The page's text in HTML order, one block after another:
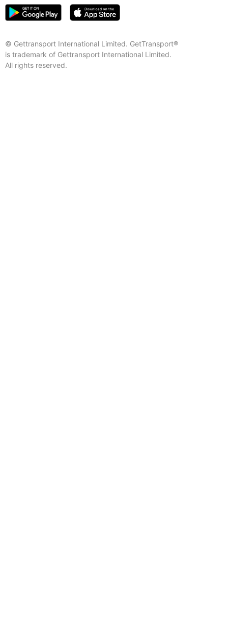
© Gettransport International Limited. GetTransport®
is trademark of Gettransport International Limited.
All rights reserved.